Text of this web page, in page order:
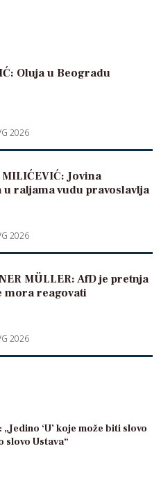
Oluja u Beogradu
2026
Jovina
u raljama vudu pravoslavlja
2026
MÜLLER: AfD je pretnja
mora reagovati
2026
‘U’ koje može biti slovo
slovo Ustava“